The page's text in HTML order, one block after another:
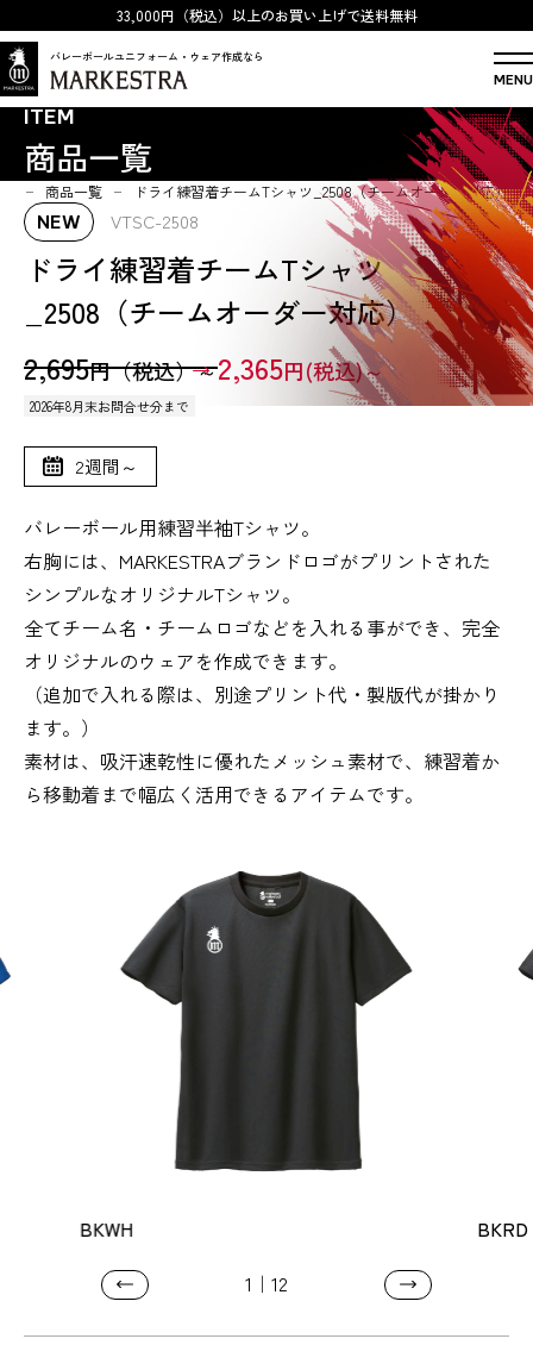
33,000円（税込）以上のお買い上げで送料無料
バレーボールユニフォーム・ウェア作成なら
MENU
ITEM
商品一覧
商品一覧 ドライ練習着チームTシャツ_2508（チームオーダー対応）
NEW VTSC-2508
ドライ練習着チームTシャツ
_2508（チームオーダー対応）
2,695円（税込）～2,365円(税込)～
2026年8月末お問合せ分まで
2週間～
バレーボール用練習半袖Tシャツ。
右胸には、MARKESTRAブランドロゴがプリントされた
シンプルなオリジナルTシャツ。
全てチーム名・チームロゴなどを入れる事ができ、完全
オリジナルのウェアを作成できます。
（追加で入れる際は、別途プリント代・製版代が掛かり
ます。）
素材は、吸汗速乾性に優れたメッシュ素材で、練習着か
ら移動着まで幅広く活用できるアイテムです。
BKWH
BKRD
1
12